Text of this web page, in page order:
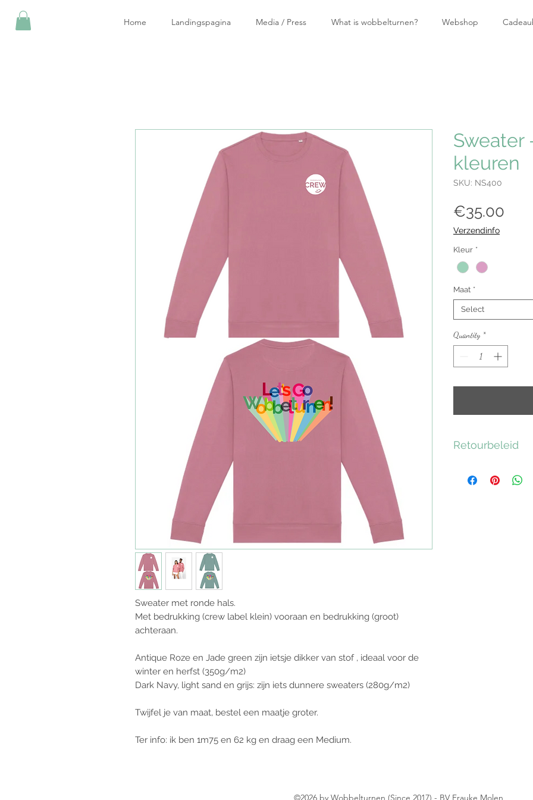
Home Landingspagina Media / Press What is wobbelturnen? Webshop
Sweater met ronde hals.
Met bedrukking (crew label klein) vooraan en bedrukking (groot)
achteraan.
Antique Roze en Jade green zijn ietsje dikker van stof , ideaal voor de
winter en herfst (350g/m2)
Dark Navy, light sand en grijs: zijn iets dunnere sweaters (280g/m2)
Twijfel je van maat, bestel een maatje groter.
Ter info: ik ben 1m75 en 62 kg en draag een Medium.
Sweater
kleuren
SKU: NS400
€35.00
Verzendinfo
Kleur *
Maat *
Select
Quantity *
Retourbeleid
binnen de 7